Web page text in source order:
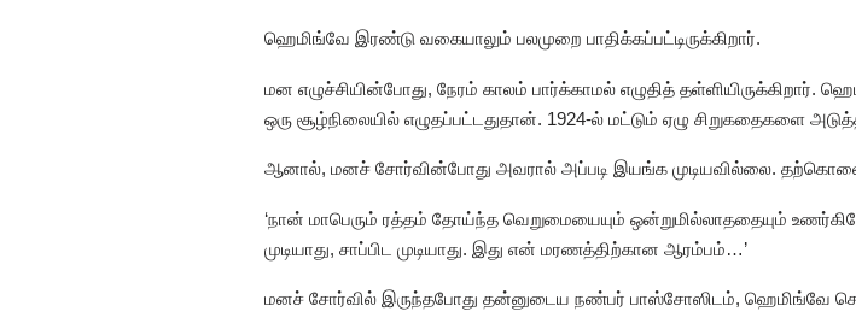
ஹெமிங்வே இரண்டு வகையாலும் பலமுறை பாதிக்கப்பட்டிருக்கிறார்.
மன எழுச்சியின்போது, நேரம் காலம் பார்க்காமல் எழுதித் தள்ளியிருக்கிறார்.
ஒரு சூழ்நிலையில் எழுதப்பட்டதுதான். 1924-ல் மட்டும் ஏழு சிறுகதைகளை
ஆனால், மனச் சோர்வின்போது அவரால் அப்படி இயங்க முடியவில்லை.
‘நான் மாபெரும் ரத்தம் தோய்ந்த வெறுமையையும் ஒன்றுமில்லாததையும்
முடியாது, சாப்பிட முடியாது. இது என் மரணத்திற்கான ஆரம்பம்…’
மனச் சோர்வில் இருந்தபோது தன்னுடைய நண்பர் பாஸ்சோஸிடம்,